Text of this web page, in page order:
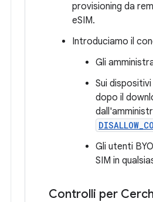
provisioning da
eSIM.
Introduciamo il
Gli
Sui
dopo il
Gli utenti
SIM in
Controlli per